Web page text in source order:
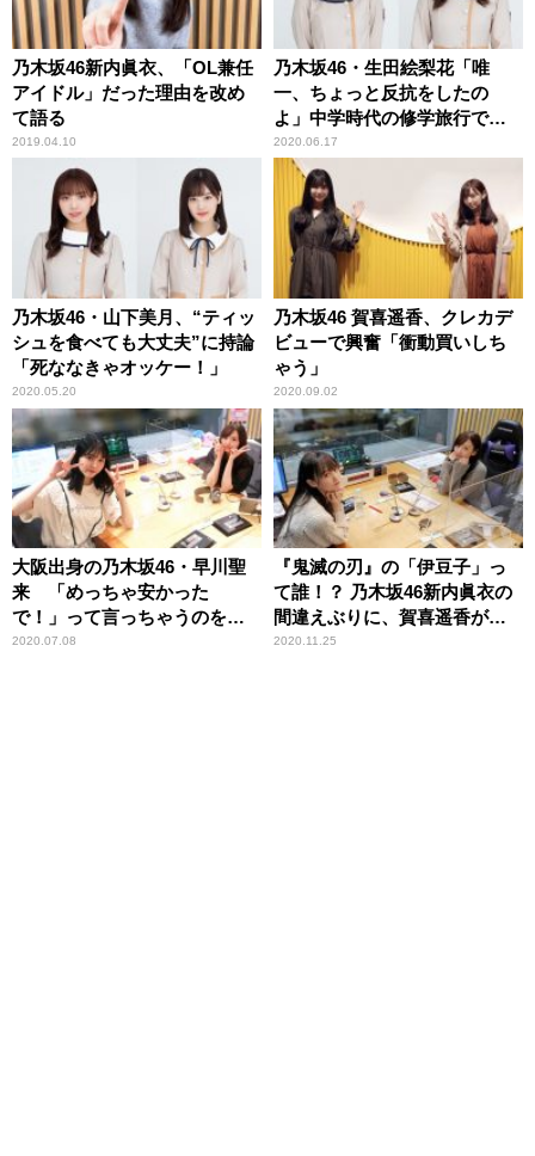
乃木坂46新内眞衣、「OL兼任
アイドル」だった理由を改め
て語る
2019.04.10
乃木坂46・生田絵梨花「唯
一、ちょっと反抗をしたの
よ」中学時代の修学旅行で
の“サボり”を告白
2020.06.17
乃木坂46・山下美月、“ティッ
シュを食べても大丈夫”に持論
「死ななきゃオッケー！」
2020.05.20
乃木坂46 賀喜遥香、クレカデ
ビューで興奮「衝動買いしち
ゃう」
2020.09.02
大阪出身の乃木坂46・早川聖
来 「めっちゃ安かった
で！」って言っちゃうのを直
したい！
2020.07.08
『鬼滅の刃』の「伊豆子」っ
て誰！？ 乃木坂46新内眞衣の
間違えぶりに、賀喜遥香が苦
笑
2020.11.25